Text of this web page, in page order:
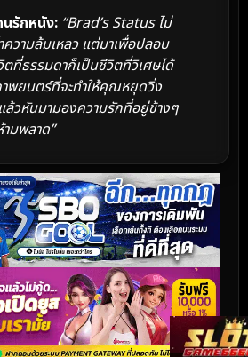
รักหนัง: “Brad’s Status ไม่
ความล้มเหลว แต่มาเพื่อปลอบ
วิตที่ธรรมดาก็เป็นชีวิตที่วิเศษได้
พยนตร์ที่จะทำให้คุณหยุดวิ่ง
ล้วหันมามองความรักที่อยู่ข้างๆ
มพลาด”